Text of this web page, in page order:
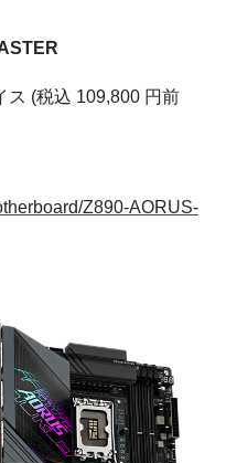
ス (税込 109,800 円前
Z890-AORUS-